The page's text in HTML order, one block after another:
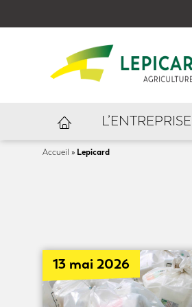
L’ENTREPRISE
Accueil » Lepicard
13 mai 2026